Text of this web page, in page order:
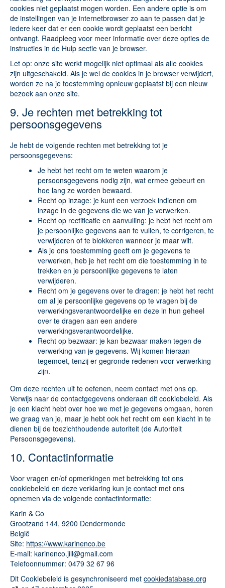
cookies niet geplaatst mogen worden. Een andere optie is om
de instellingen van je internetbrowser zo aan te passen dat je
iedere keer dat er een cookie wordt geplaatst een bericht
ontvangt. Raadpleeg voor meer informatie over deze opties de
instructies in de Hulp sectie van je browser.
Let op: onze site werkt mogelijk niet optimaal als alle cookies
zijn uitgeschakeld. Als je wel de cookies in je browser verwijdert,
worden ze na je toestemming opnieuw geplaatst bij een nieuw
bezoek aan onze site.
9. Je rechten met betrekking tot
persoonsgegevens
Je hebt de volgende rechten met betrekking tot je
persoonsgegevens:
Je hebt het recht om te weten waarom je
persoonsgegevens nodig zijn, wat ermee gebeurt en
hoe lang ze worden bewaard.
Recht op inzage: je kunt een verzoek indienen om
inzage in de gegevens die we van je verwerken.
Recht op rectificatie en aanvulling: je hebt het recht om
je persoonlijke gegevens aan te vullen, te corrigeren, te
verwijderen of te blokkeren wanneer je maar wilt.
Als je ons toestemming geeft om je gegevens te
verwerken, heb je het recht om die toestemming in te
trekken en je persoonlijke gegevens te laten
verwijderen.
Recht om je gegevens over te dragen: je hebt het recht
om al je persoonlijke gegevens op te vragen bij de
verwerkingsverantwoordelijke en deze in hun geheel
over te dragen aan een andere
verwerkingsverantwoordelijke.
Recht op bezwaar: je kan bezwaar maken tegen de
verwerking van je gegevens. Wij komen hieraan
tegemoet, tenzij er gegronde redenen voor verwerking
zijn.
Om deze rechten uit te oefenen, neem contact met ons op.
Verwijs naar de contactgegevens onderaan dit cookiebeleid. Als
je een klacht hebt over hoe we met je gegevens omgaan, horen
we graag van je, maar je hebt ook het recht om een klacht in te
dienen bij de toezichthoudende autoriteit (de Autoriteit
Persoonsgegevens).
10. Contactinformatie
Voor vragen en/of opmerkingen met betrekking tot ons
cookiebeleid en deze verklaring kun je contact met ons
opnemen via de volgende contactinformatie:
Karin & Co
Grootzand 144, 9200 Dendermonde
België
Site: https://www.karinenco.be
E-mail: karinenco.jill@gmail.com
Telefoonnummer: 0479 32 67 96
Dit Cookiebeleid is gesynchroniseerd met cookiedatabase.org